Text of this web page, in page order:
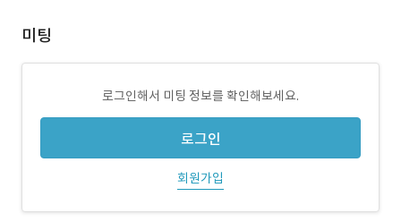
미팅
로그인해서 미팅 정보를 확인해보세요.
로그인
회원가입